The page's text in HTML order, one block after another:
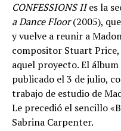
CONFESSIONS IIes la
a Dance Floor(2005),
y vuelve a reunir a
compositor Stuart
aquel proyecto. El
publicado el 3 de julio,
trabajo de estudio de
Le precedió el sencillo
Sabrina Carpenter.